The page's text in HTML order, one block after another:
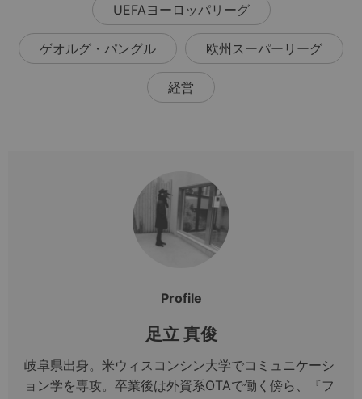
UEFAヨーロッパリーグ
ゲオルグ・パングル 欧州スーパーリーグ
経営
Profile
足立 真俊
岐阜県出身。米ウィスコンシン大学でコミュニケーシ
ョン学を専攻。卒業後は外資系OTAで働く傍ら、『フ